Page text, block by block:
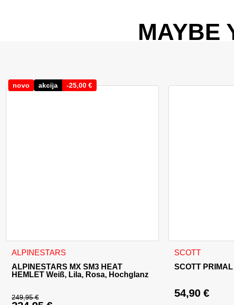
MAYBE
novo akcija -25,00 €
ALPINESTARS
ALPINESTARS MX SM3 HEAT
HEMLET Weiß, Lila, Rosa, Hochglanz
249,95€
Dieses Produkt weist mehrere Varianten auf. Die Optionen
SCOTT
SCOTT
54,90 €